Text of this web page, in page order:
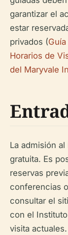
garantizar el
estar
privados (
Horarios de
del Maryvale
La admisión
gratuita. Es
reservas
conferencias
consultar el
con el
visita actuales.